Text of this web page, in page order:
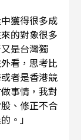
獲得很多成
的對象很多
是台灣獨
看，思考比
者是香港競
事情，我對
、修正不合
。」